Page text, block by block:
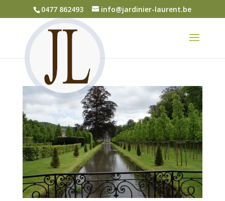
0477 862493 info@jardinier-laurent.be